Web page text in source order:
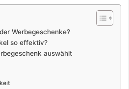
Werbegeschenke?
so effektiv?
auswählt